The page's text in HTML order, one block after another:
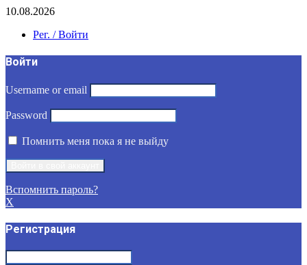
10.08.2026
Рег. / Войти
Войти
Username or email
Password
Помнить меня пока я не выйду
Вспомнить пароль?
X
Регистрация